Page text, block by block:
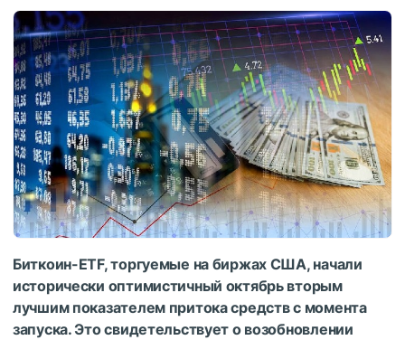
Биткоин-ETF, торгуемые на биржах США, начали
исторически оптимистичный октябрь вторым
лучшим показателем притока средств с момента
запуска. Это свидетельствует о возобновлении